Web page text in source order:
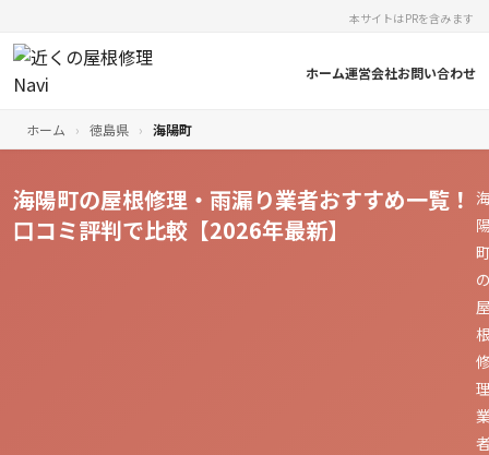
本サイトはPRを含みます
ホーム運営会社お問い合わせ
ホーム › 徳島県 › 海陽町
海陽町の屋根修理・雨漏り業者おすすめ一覧！
口コミ評判で比較【2026年最新】